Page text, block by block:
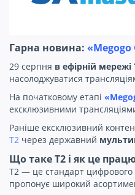
Гарна новина: «Megogo
29 серпня в ефірній мережі
насолоджуватися
На початковому етапі
ексклюзивними трансляціями
Раніше ексклюзивний
Т2 через державний
Що таке Т2 і як це
Т2 — це стандарт цифрового
пропонує широкий